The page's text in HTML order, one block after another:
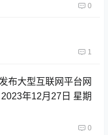
0
1
布大型互联网平台网
年12月27日 星期
0